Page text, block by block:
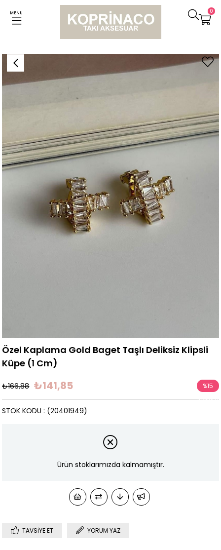
MENU 0
Küpeler Özel Kaplama Gold Baget Taşlı Deliksiz Klipsli Küpe (1 Cm)
Özel Kaplama Gold Baget Taşlı Deliksiz Klipsli
Küpe (1 Cm)
₺166,88 ₺141,85 %15
İndirim
(20401949)
STOK KODU
Ürün stoklarımızda kalmamıştır.
TAVSIYE ET YORUM YAZ